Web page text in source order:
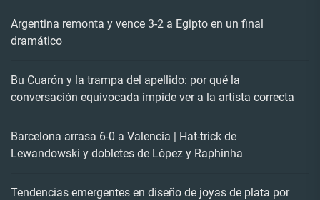
Argentina remonta y vence 3-2 a Egipto en un final
dramático
Bu Cuarón y la trampa del apellido: por qué la
conversación equivocada impide ver a la artista correcta
Barcelona arrasa 6-0 a Valencia | Hat-trick de
Lewandowski y dobletes de López y Raphinha
Tendencias emergentes en diseño de joyas de plata por